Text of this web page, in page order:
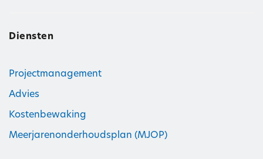
Diensten
Projectmanagement
Advies
Kostenbewaking
Meerjarenonderhoudsplan (MJOP)